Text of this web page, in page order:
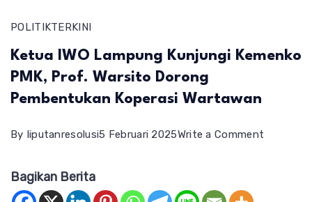
POLITIKTERKINI
Ketua IWO Lampung Kunjungi Kemenko
PMK, Prof. Warsito Dorong
Pembentukan Koperasi Wartawan
By liputanresolusi5 Februari 2025Write a Comment
Bagikan Berita